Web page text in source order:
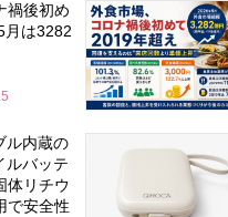
禍後初め
は3282
ル内蔵の
ルバッテ
リチウ
で安全性